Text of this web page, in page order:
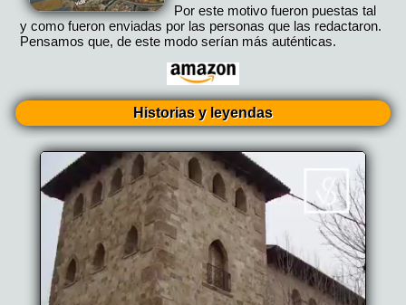
Por este motivo fueron puestas tal
y como fueron enviadas por las personas que las redactaron.
Pensamos que, de este modo serían más auténticas.
Historias y leyendas